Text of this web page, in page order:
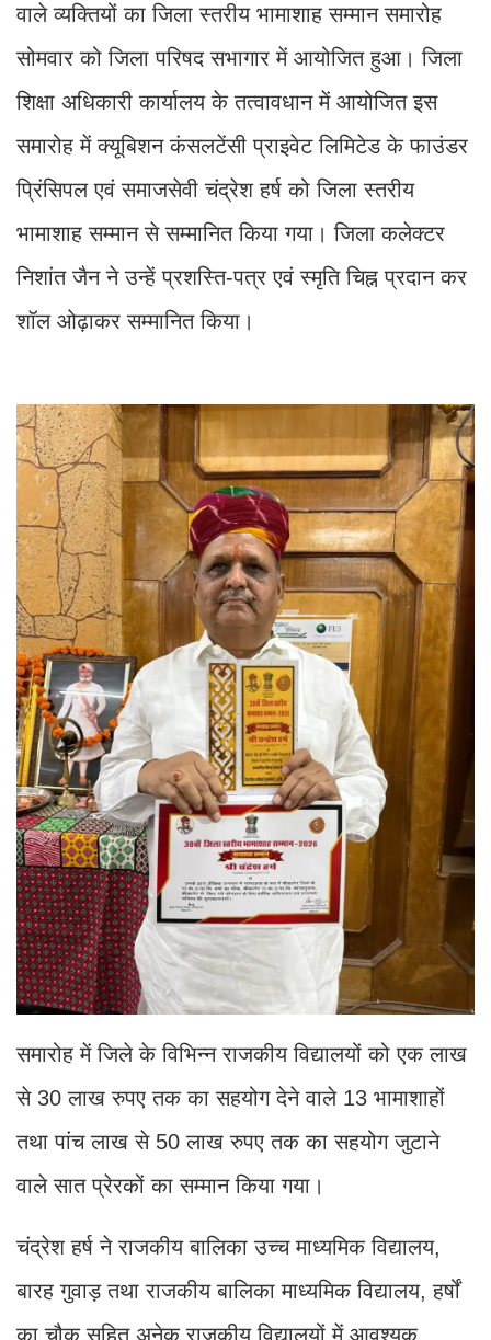
वाले व्यक्तियों का जिला स्तरीय भामाशाह सम्मान समारोह
सोमवार को जिला परिषद सभागार में आयोजित हुआ। जिला
शिक्षा अधिकारी कार्यालय के तत्वावधान में आयोजित इस
समारोह में क्यूबिशन कंसलटेंसी प्राइवेट लिमिटेड के फाउंडर
प्रिंसिपल एवं समाजसेवी चंद्रेश हर्ष को जिला स्तरीय
भामाशाह सम्मान से सम्मानित किया गया। जिला कलेक्टर
निशांत जैन ने उन्हें प्रशस्ति-पत्र एवं स्मृति चिह्न प्रदान कर
शॉल ओढ़ाकर सम्मानित किया।
समारोह में जिले के विभिन्न राजकीय विद्यालयों को एक लाख
से 30 लाख रुपए तक का सहयोग देने वाले 13 भामाशाहों
तथा पांच लाख से 50 लाख रुपए तक का सहयोग जुटाने
वाले सात प्रेरकों का सम्मान किया गया।
चंद्रेश हर्ष ने राजकीय बालिका उच्च माध्यमिक विद्यालय,
बारह गुवाड़ तथा राजकीय बालिका माध्यमिक विद्यालय, हर्षों
का चौक सहित अनेक राजकीय विद्यालयों में आवश्यक